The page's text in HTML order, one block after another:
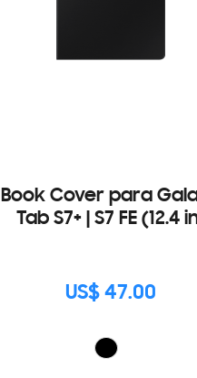
Book Cover para
Tab S7+ | S7 FE (12.4
US$ 47.00